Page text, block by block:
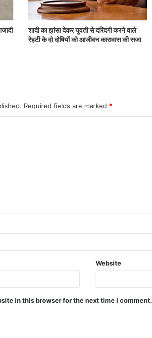
शादी का झांसा देकर युवती से दरिंदगी करने वाले
रेहटी के दो दोषियों को आजीवन कारावास की सजा
Required fields are marked *
Website
in this browser for the next time I comment.